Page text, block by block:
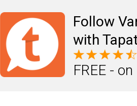
Follow
with
FREE -